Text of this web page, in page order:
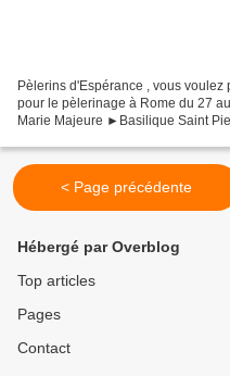
Pèlerins d'Espérance , vous
pour le pèlerinage à Rome du 27
Marie Majeure ►Basilique Saint
< Page précédente
Hébergé par Overblog
Top articles
Pages
Contact